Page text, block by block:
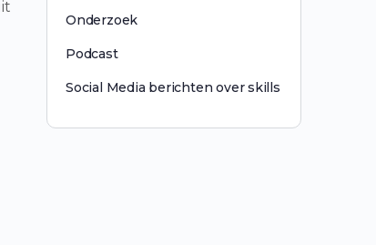
Onderzoek
Podcast
Social Media berichten over skills